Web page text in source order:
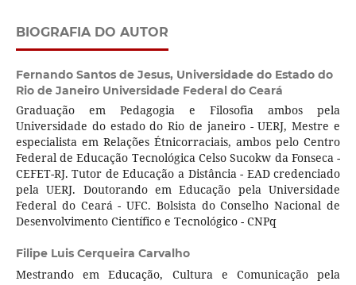
BIOGRAFIA DO AUTOR
Fernando Santos de Jesus, Universidade do Estado do
Rio de Janeiro Universidade Federal do Ceará
Graduação em Pedagogia e Filosofia ambos pela
Universidade do estado do Rio de janeiro - UERJ, Mestre e
especialista em Relações Étnicorraciais, ambos pelo Centro
Federal de Educação Tecnológica Celso Sucokw da Fonseca -
CEFET-RJ. Tutor de Educação a Distância - EAD credenciado
pela UERJ. Doutorando em Educação pela Universidade
Federal do Ceará - UFC. Bolsista do Conselho Nacional de
Desenvolvimento Científico e Tecnológico - CNPq
Filipe Luis Cerqueira Carvalho
Mestrando em Educação, Cultura e Comunicação pela